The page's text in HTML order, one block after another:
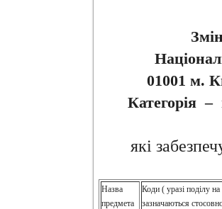
01001 м.
Категорія –
які
Назва
предмета
Коди ( уразі поділу
зазначаються